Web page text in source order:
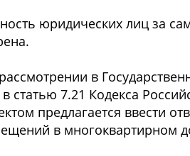
юридических лиц за
в
статью 7.21 Кодекса
предлагается ввести
в многоквартирном